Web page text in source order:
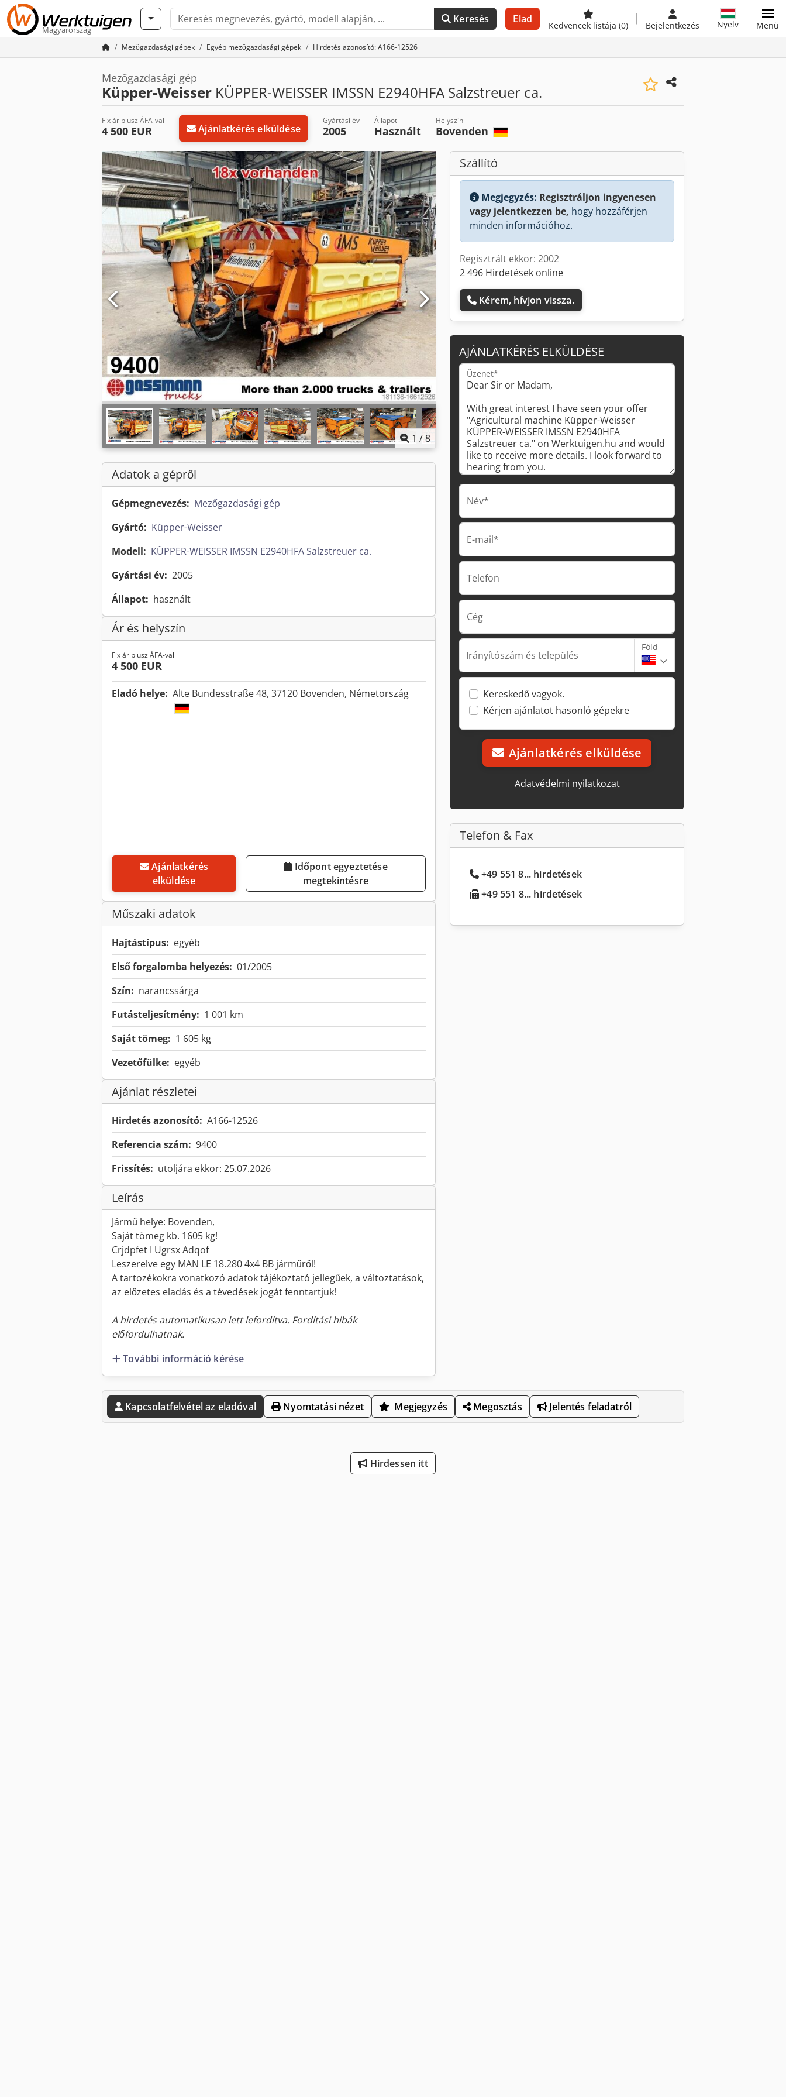
Magyarország
Keresés Elad
Kedvencek listája (0) Bejelentkezés Nyelv Menü
Mezőgazdasági gépek Egyéb mezőgazdasági gépek Hirdetés azonosító: A166-12526
Mezőgazdasági gép
Küpper-Weisser KÜPPER-WEISSER IMSSN E2940HFA Salzstreuer ca.
Fix ár plusz ÁFA-val
4 500 EUR Ajánlatkérés elküldése
Gyártási év
2005
Állapot
Használt
Helyszín
Bovenden
1 /8
Adatok a gépről
Gépmegnevezés: Mezőgazdasági gép
Gyártó: Küpper-Weisser
Modell: KÜPPER-WEISSER IMSSN E2940HFA Salzstreuer ca.
Gyártási év: 2005
Állapot: használt
Ár és helyszín
Fix ár plusz ÁFA-val
4 500 EUR
Eladó helye: Alte Bundesstraße 48, 37120 Bovenden, Németország
Ajánlatkérés
elküldése
megtekintésre
Műszaki adatok
Hajtástípus: egyéb
Első forgalomba helyezés: 01/2005
Szín: narancssárga
Futásteljesítmény: 1 001 km
Saját tömeg: 1 605 kg
Vezetőfülke: egyéb
Ajánlat részletei
Hirdetés azonosító: A166-12526
Referencia szám: 9400
Frissítés: utoljára ekkor: 25.07.2026
Leírás
Jármű helye: Bovenden,
Saját tömeg kb. 1605 kg!
Crjdpfet I Ugrsx Adqof
Leszerelve egy MAN LE 18.280 4x4 BB járműről!
A tartozékokra vonatkozó adatok tájékoztató jellegűek, a változtatások,
az előzetes eladás és a tévedések jogát fenntartjuk!
A hirdetés automatikusan lett lefordítva. Fordítási hibák
előfordulhatnak.
További információ kérése
Szállító
Megjegyzés: Regisztráljon ingyenesen
vagy jelentkezzen be, hogy hozzáférjen
minden információhoz.
Regisztrált ekkor: 2002
2 496 Hirdetések online
Kérem, hívjon vissza.
AJÁNLATKÉRÉS ELKÜLDÉSE
Üzenet*
Név*
E-mail*
Telefon
Cég
Irányítószám és település
Föld
Kereskedő vagyok.
Kérjen ajánlatot hasonló gépekre
Ajánlatkérés elküldése
Adatvédelmi nyilatkozat
Telefon & Fax
+49 551 8... hirdetések
+49 551 8... hirdetések
Kapcsolatfelvétel az eladóval Nyomtatási nézet Megjegyzés Megosztás Jelentés feladatról
Hirdessen itt